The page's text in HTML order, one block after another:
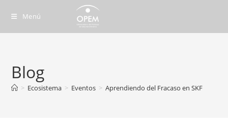
contenido
Menú
Blog
> Ecosistema > Eventos > Aprendiendo del Fracaso en SKF